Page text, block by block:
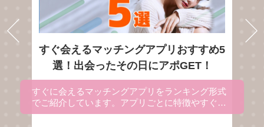
すぐ会えるマッチングアプリおすすめ5
選！出会ったその日にアポGET！
すぐに会えるマッチングアプリをランキング形式
でご紹介しています。アプリごとに特徴やすぐに
出会える理由を解説にしているので、マッチング